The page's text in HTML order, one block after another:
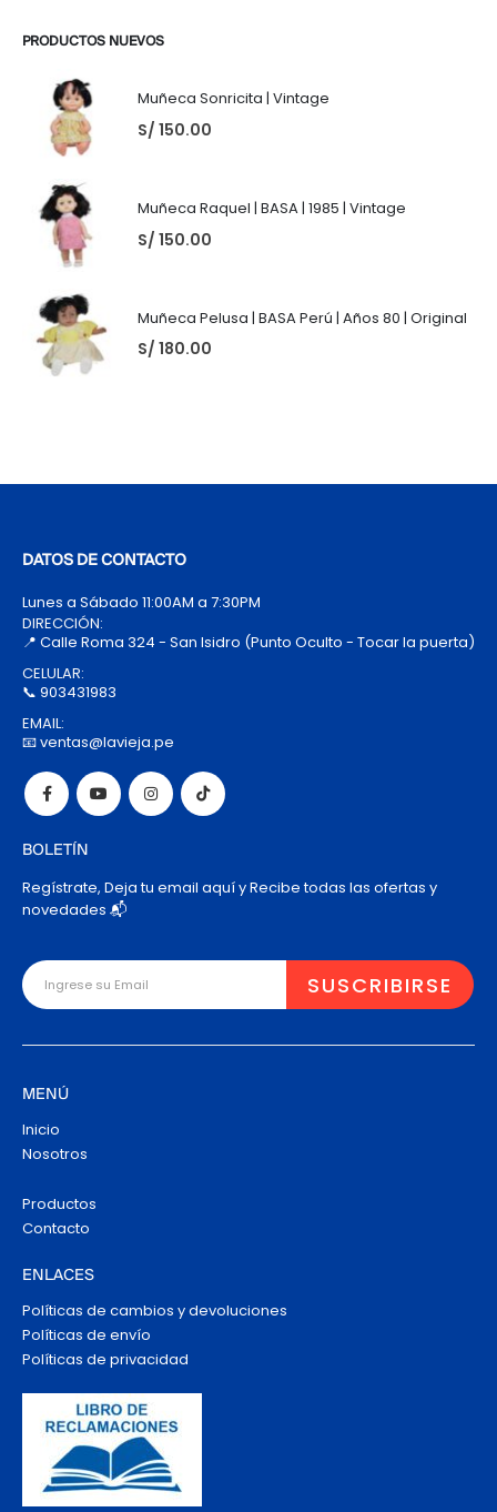
PRODUCTOS NUEVOS
Muñeca Sonricita | Vintage
S/ 150.00
Muñeca Raquel | BASA | 1985 | Vintage
S/ 150.00
Muñeca Pelusa | BASA Perú | Años 80 | Original
S/ 180.00
DATOS DE CONTACTO
Lunes a Sábado 11:00AM a 7:30PM
DIRECCIÓN:
📍 Calle Roma 324 - San Isidro (Punto Oculto - Tocar la puerta)
CELULAR:
📞 903431983
EMAIL:
📧 ventas@lavieja.pe
BOLETÍN
Regístrate, Deja tu email aquí y Recibe todas las ofertas y
novedades 📬
MENÚ
Inicio
Nosotros
Productos
Contacto
ENLACES
Políticas de cambios y devoluciones
Políticas de envío
Políticas de privacidad